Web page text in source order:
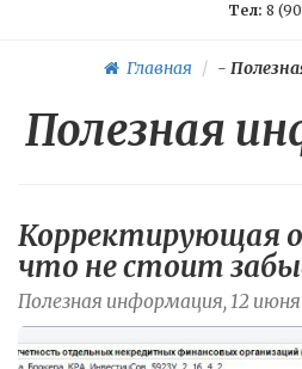
Тел: 8
Главная -
Полезная
Корректирующая
что не стоит
Полезная информация, 12